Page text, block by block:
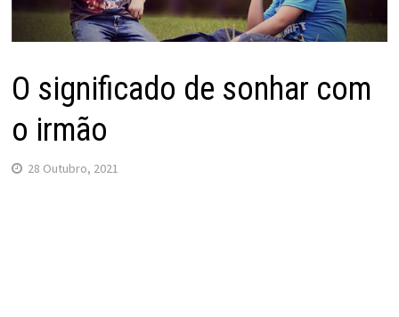
O significado de sonhar com
o irmão
28 Outubro, 2021